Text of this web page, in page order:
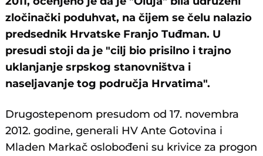
zločinački poduhvat, na čijem se čelu nalazio
predsednik Hrvatske Franjo Tuđman. U
presudi stoji da je "cilj bio prisilno i trajno
uklanjanje srpskog stanovništva i
naseljavanje tog područja Hrvatima".
Drugostepenom presudom od 17. novembra
2012. godine, generali HV Ante Gotovina i
Mladen Markač oslobođeni su krivice za progon